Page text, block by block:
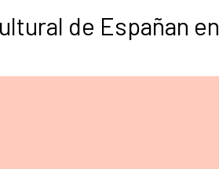
de Españan en